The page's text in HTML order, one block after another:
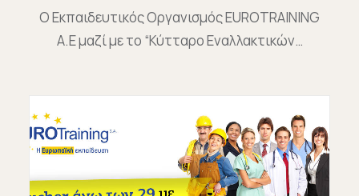
Ο Εκπαιδευτικός Οργανισμός EUROTRAINING
A.E μαζί με το “Κύτταρο Εναλλακτικών…